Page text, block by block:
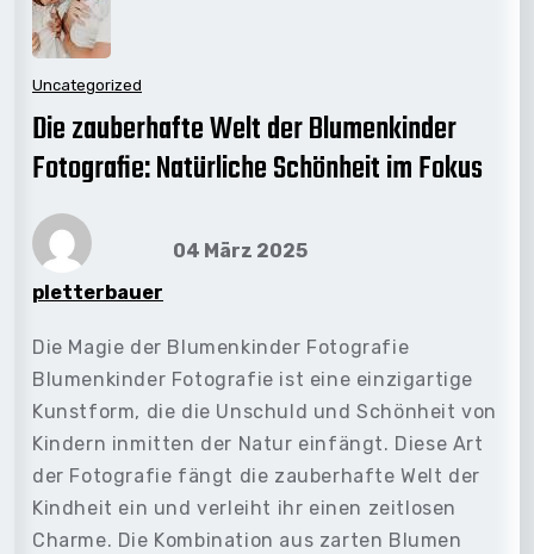
Uncategorized
Die zauberhafte Welt der Blumenkinder
Fotografie: Natürliche Schönheit im Fokus
pletterbauer
04 März 2025
Die Magie der Blumenkinder Fotografie
Blumenkinder Fotografie ist eine einzigartige
Kunstform, die die Unschuld und Schönheit von
Kindern inmitten der Natur einfängt. Diese Art
der Fotografie fängt die zauberhafte Welt der
Kindheit ein und verleiht ihr einen zeitlosen
Charme. Die Kombination aus zarten Blumen